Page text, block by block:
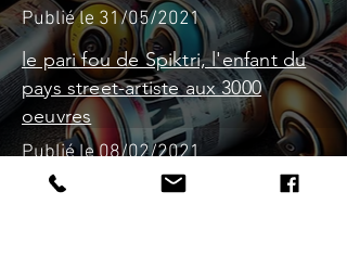
Publié le 31/05/2021
le pari fou de Spiktri, l'enfant du
pays street-artiste aux 3000
oeuvres
Publié le 08/02/2021
QUI EST SPIKTRI